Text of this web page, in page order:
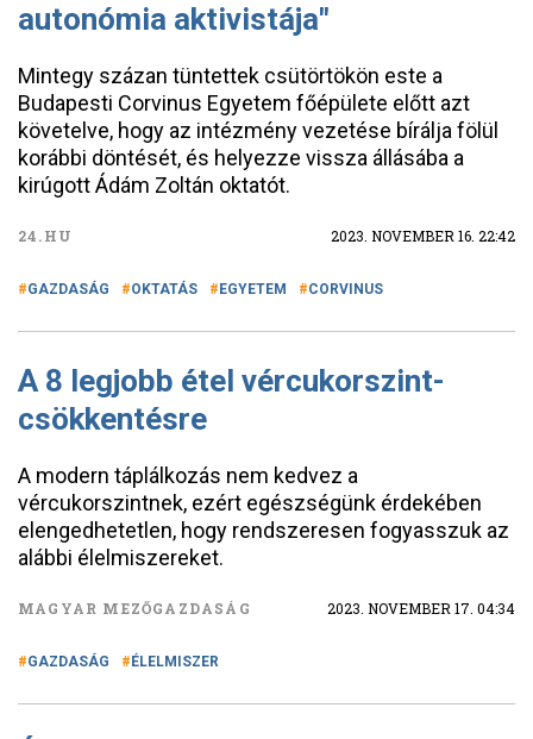
autonómia aktivistája"
Mintegy százan tüntettek csütörtökön este a
Budapesti Corvinus Egyetem főépülete előtt azt
követelve, hogy az intézmény vezetése bírálja fölül
korábbi döntését, és helyezze vissza állásába a
kirúgott Ádám Zoltán oktatót.
24.HU 2023. NOVEMBER 16. 22:42
GAZDASÁG OKTATÁS EGYETEM CORVINUS
A 8 legjobb étel vércukorszint-
csökkentésre
A modern táplálkozás nem kedvez a
vércukorszintnek, ezért egészségünk érdekében
elengedhetetlen, hogy rendszeresen fogyasszuk az
alábbi élelmiszereket.
MAGYAR MEZŐGAZDASÁG 2023. NOVEMBER 17. 04:34
GAZDASÁG ÉLELMISZER